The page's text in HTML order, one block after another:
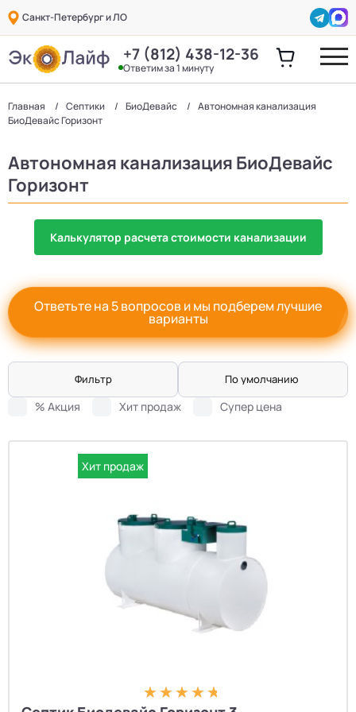
Санкт-Петербург и ЛО
+7 (812) 438-12-36
Ответим за 1 минуту
Главная Септики БиоДевaйс
Автономная канализация
БиоДевaйс Горизонт
Автономная канализация БиоДевaйс
Горизонт
Калькулятор расчета стоимости канализации
Ответьте на 5 вопросов и мы подберем лучшие
варианты
Фильтр По умолчанию
% Акция Хит продаж Супер цена
Хит продаж